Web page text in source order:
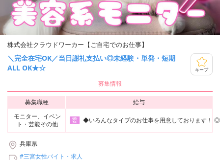
株式会社クラウドワーカー【ご自宅でのお仕事】
＼完全在宅OK／当日謝礼支払い◎未経験・単発・短期
ALL OK★☆
キープ
募集情報
募集職種
給与
モニター、イベン
ト・芸能その他
委 ◆いろんなタイプのお仕事を用意しております！
兵庫県
#三宮女性バイト・求人